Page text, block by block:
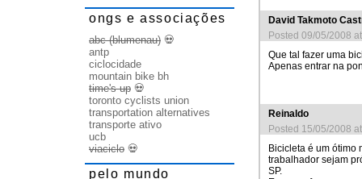
David Takmoto
Posted 09/05/2008
Que tal fazer uma
Apenas entrar na
Reinaldo
Posted 15/05/2008
Bicicleta é um ótimo
trabalhador sejam
SP.
ongs e associações
abc (blumenau) 💀
antp
ciclocidade
mountain bike bh
time's up 💀
toronto cyclists union
transportation alternatives
transporte ativo
ucb
viaciclo 💀
pelo mundo